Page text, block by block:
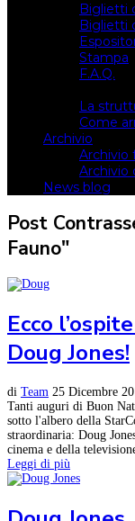
Biglietti
Biglietti
Stampa
F.A.Q.
La
Come
Archivio
Archivio
Archivio
News blog
Post
Fauno"
Ecco
Doug Jones!
di Team 25 Dicembre
Tanti auguri di Buon
sotto l'albero della
straordinaria: Doug
cinema e della
Leggi di più